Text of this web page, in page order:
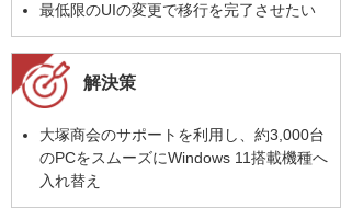
最低限のUIの変更で移行を完了させたい
解決策
大塚商会のサポートを利用し、約3,000台
のPCをスムーズにWindows 11搭載機種へ
入れ替え